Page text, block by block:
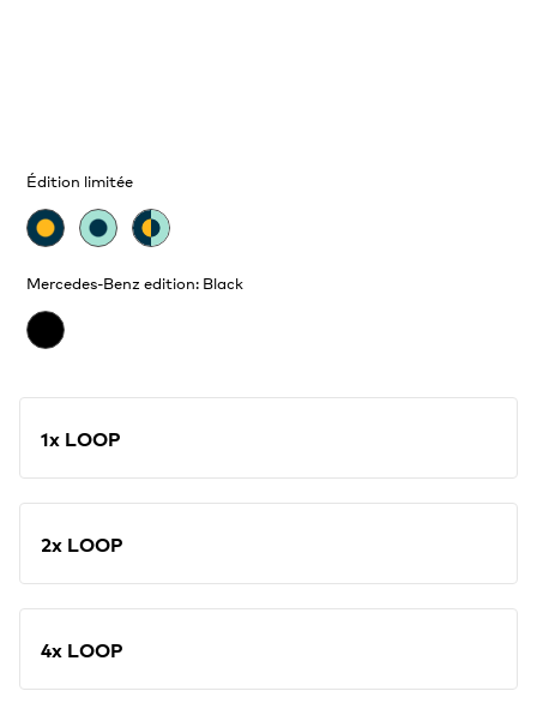
Édition limitée
Mercedes-Benz edition: Black
1x LOOP
2x LOOP
4x LOOP